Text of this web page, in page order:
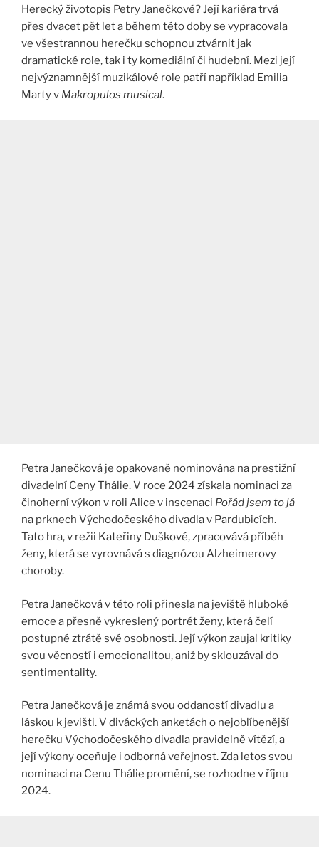
Herecký životopis Petry Janečkové? Její kariéra trvá
přes dvacet pět let a během této doby se vypracovala
ve všestrannou herečku schopnou ztvárnit jak
dramatické role, tak i ty komediální či hudební. Mezi její
nejvýznamnější muzikálové role patří například Emilia
Marty v Makropulos musical​.
Petra Janečková je opakovaně nominována na prestižní
divadelní Ceny Thálie. V roce 2024 získala nominaci za
činoherní výkon v roli Alice v inscenaci Pořád jsem to já
na prknech Východočeského divadla v Pardubicích.
Tato hra, v režii Kateřiny Duškové, zpracovává příběh
ženy, která se vyrovnává s diagnózou Alzheimerovy
choroby.
Petra Janečková v této roli přinesla na jeviště hluboké
emoce a přesně vykreslený portrét ženy, která čelí
postupné ztrátě své osobnosti. Její výkon zaujal kritiky
svou věcností i emocionalitou, aniž by sklouzával do
sentimentality​.
Petra Janečková je známá svou oddaností divadlu a
láskou k jevišti. V diváckých anketách o nejoblíbenější
herečku Východočeského divadla pravidelně vítězí, a
její výkony oceňuje i odborná veřejnost. Zda letos svou
nominaci na Cenu Thálie promění, se rozhodne v říjnu
2024​.